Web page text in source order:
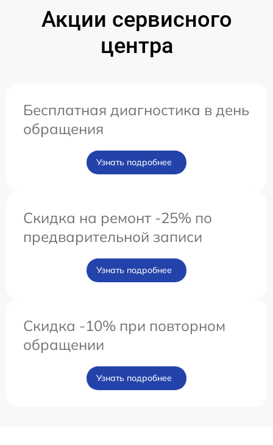
Акции сервисного
центра
Бесплатная диагностика в день
обращения
Узнать подробнее
Скидка на ремонт -25% по
предварительной записи
Узнать подробнее
Скидка -10% при повторном
обращении
Узнать подробнее